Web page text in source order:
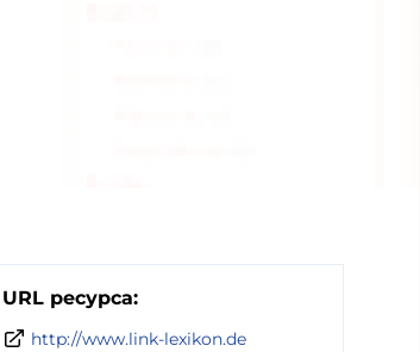
URL ресурса:
http://www.link-lexikon.de